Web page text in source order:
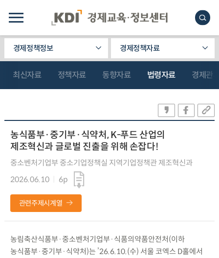
경제정책정보 경제정책자료
최신자료 정책자료 동향자료 법령자료 경제관
농식품부·중기부·식약처, K-푸드 산업의
제조혁신과 글로벌 진출을 위해 손잡다!
중소벤처기업부 중소기업정책실 지역기업정책관 제조혁신과
2026.06.10
6p
관련주제시계열
농림축산식품부·중소벤처기업부·식품의약품안전처(이하
농식품부·중기부·식약처)는 ’26.6.10.(수) 서울 코엑스 D홀에서